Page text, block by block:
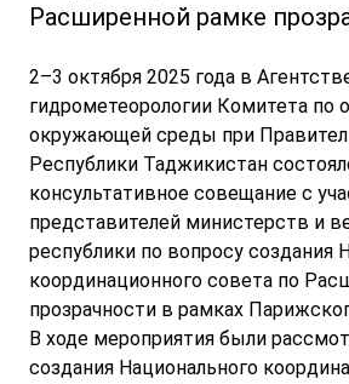
Расширенной рамке
2–3 октября 2025 года в
гидрометеорологии Комитета по
окружающей среды при
Республики Таджикистан
консультативное совещание с
представителей министерств и
республики по вопросу создания
координационного совета по
прозрачности в рамках
В ходе мероприятия были
создания Национального